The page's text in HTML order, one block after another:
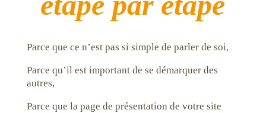
Parce que ce n’est pas si simple de parler de soi,
Parce qu’il est important de se démarquer des
autres,
Parce que la page de présentation de votre site